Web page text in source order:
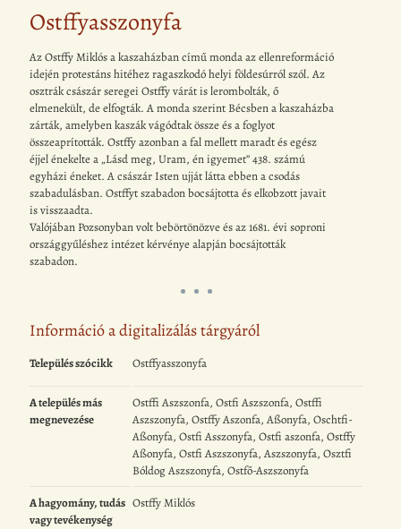
Ostffyasszonyfa
Az Ostffy Miklós a kaszaházban című monda az ellenreformáció
idején protestáns hitéhez ragaszkodó helyi földesúrról szól. Az
osztrák császár seregei Ostffy várát is lerombolták, ő
elmenekült, de elfogták. A monda szerint Bécsben a kaszaházba
zárták, amelyben kaszák vágódtak össze és a foglyot
összeaprították. Ostffy azonban a fal mellett maradt és egész
éjjel énekelte a „Lásd meg, Uram, én igyemet” 438. számú
egyházi éneket. A császár Isten ujját látta ebben a csodás
szabadulásban. Ostffyt szabadon bocsájtotta és elkobzott javait
is visszaadta.
Valójában Pozsonyban volt bebörtönözve és az 1681. évi soproni
országgyűléshez intézet kérvénye alapján bocsájtották
szabadon.
Információ a digitalizálás tárgyáról
Település szócikk Ostffyasszonyfa
A település más
megnevezése
Ostffi Aszszonfa, Ostfi Aszszonfa, Ostffi
Aszszonyfa, Ostffy Aszonfa, Aßonyfa, Oschtfi-
Aßonyfa, Ostfi Asszonyfa, Ostfi aszonfa, Ostffy
Aßonyfa, Ostfi Aszszonyfa, Aszszonyfa, Osztfi
Bóldog Aszszonyfa, Ostfő-Aszszonyfa
A hagyomány, tudás
vagy tevékenység
Ostffy Miklós